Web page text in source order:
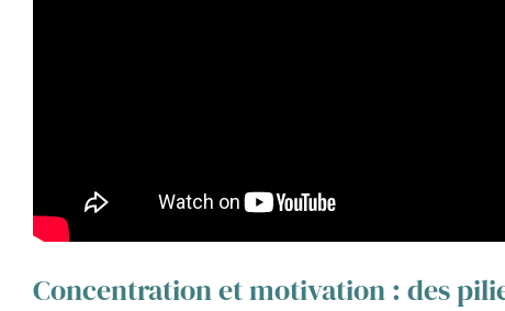
Concentration et motivation : des